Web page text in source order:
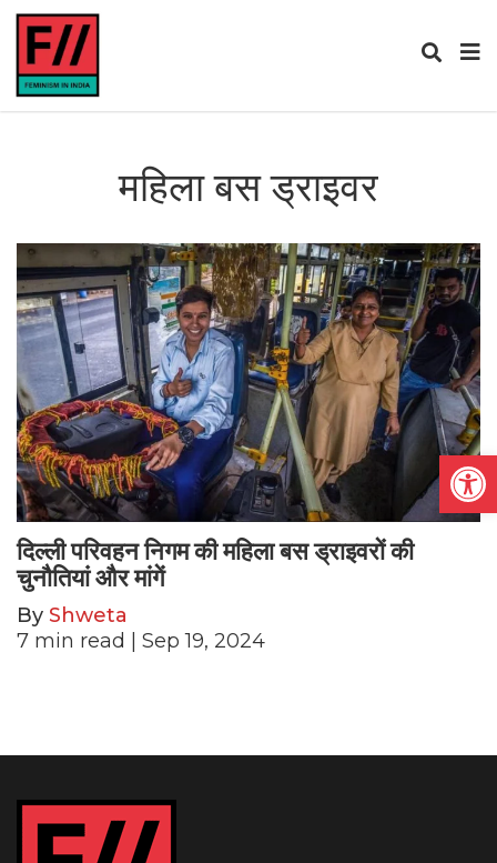
महिला बस ड्राइवर
दिल्ली परिवहन निगम की महिला बस ड्राइवरों की
चुनौतियां और मांगें
By Shweta
7 min read | Sep 19, 2024